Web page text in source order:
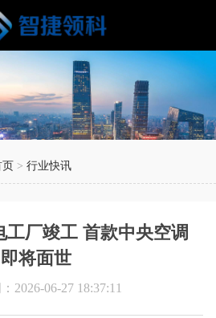
家电工厂竣
页 >行业快讯
厂竣工 首款中央空调
即将面世
2026-06-27 18:37:11